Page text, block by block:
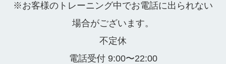
※お客様のトレーニング中でお電話に出られない
場合がございます。
不定休
電話受付 9:00〜22:00